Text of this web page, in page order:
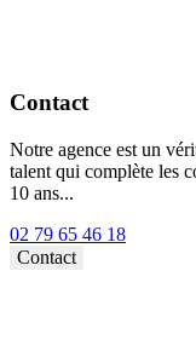
Contact
Notre agence est un
talent qui complète les
10 ans...
02 79 65 46 18⁩
Contact